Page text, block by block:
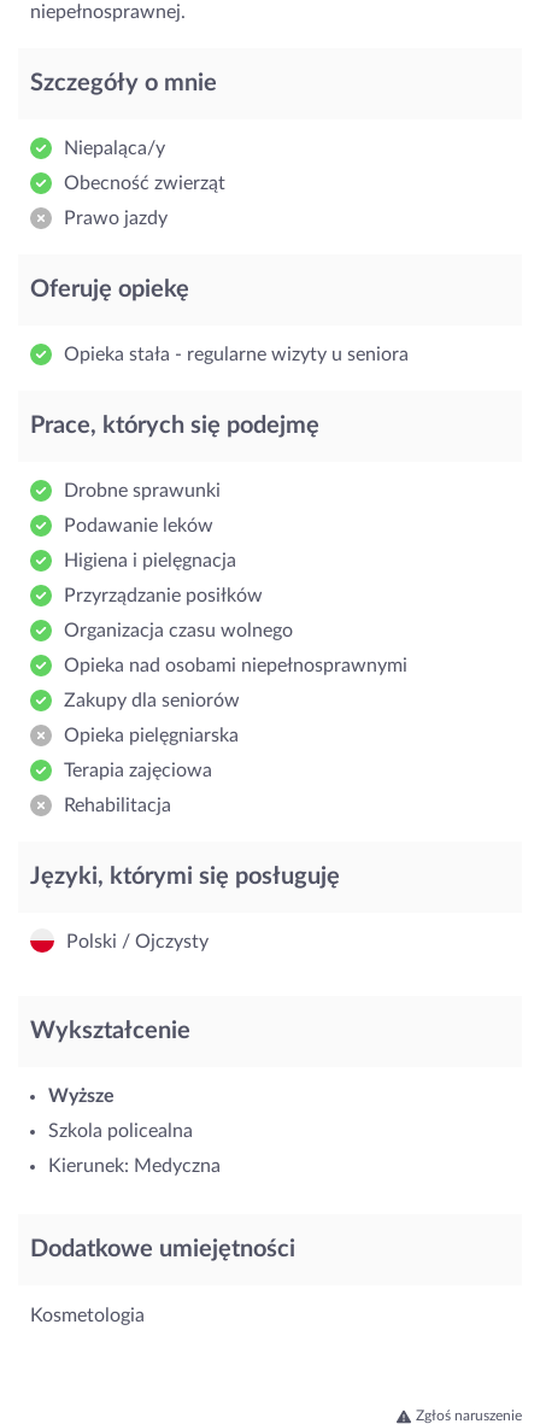
niepełnosprawnej.
Szczegóły o mnie
Niepaląca/y
Obecność zwierząt
Prawo jazdy
Oferuję opiekę
Opieka stała - regularne wizyty u seniora
Prace, których się podejmę
Drobne sprawunki
Podawanie leków
Higiena i pielęgnacja
Przyrządzanie posiłków
Organizacja czasu wolnego
Opieka nad osobami niepełnosprawnymi
Zakupy dla seniorów
Opieka pielęgniarska
Terapia zajęciowa
Rehabilitacja
Języki, którymi się posługuję
Polski / Ojczysty
Wykształcenie
Wyższe
Szkola policealna
Kierunek: Medyczna
Dodatkowe umiejętności
Kosmetologia
Zgłoś naruszenie